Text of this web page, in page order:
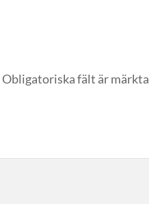
Obligatoriska fält är märkta